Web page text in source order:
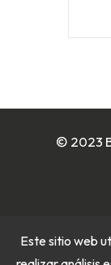
© 2023
Este sitio web